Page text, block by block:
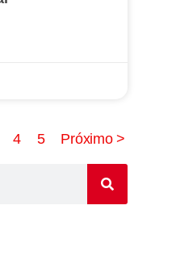
4 5 Próximo >